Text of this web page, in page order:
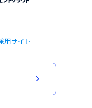
用サイト